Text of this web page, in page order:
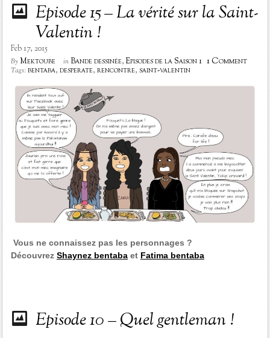
Episode 15 – La vérité sur la Saint-
Valentin !
Feb 17, 2015
ByMektoube in Bande dessinée, Episodes de la Saison 1 1 Comment
Tags:bentaba, desperate, rencontre, saint-valentin
Vous ne connaissez pas les personnages ?
Découvrez Shaynez bentabaet Fatima bentaba
Episode 10 – Quel gentleman !